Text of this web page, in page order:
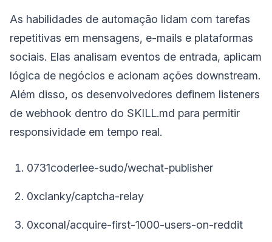
As habilidades de automação lidam com tarefas
repetitivas em mensagens, e-mails e plataformas
sociais. Elas analisam eventos de entrada, aplicam
lógica de negócios e acionam ações downstream.
Além disso, os desenvolvedores definem listeners
de webhook dentro do SKILL.md para permitir
responsividade em tempo real.
0731coderlee-sudo/wechat-publisher
0xclanky/captcha-relay
0xconal/acquire-first-1000-users-on-reddit